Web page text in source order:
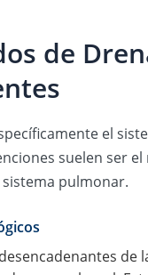
de
el
suelen ser
pulmonar.
de